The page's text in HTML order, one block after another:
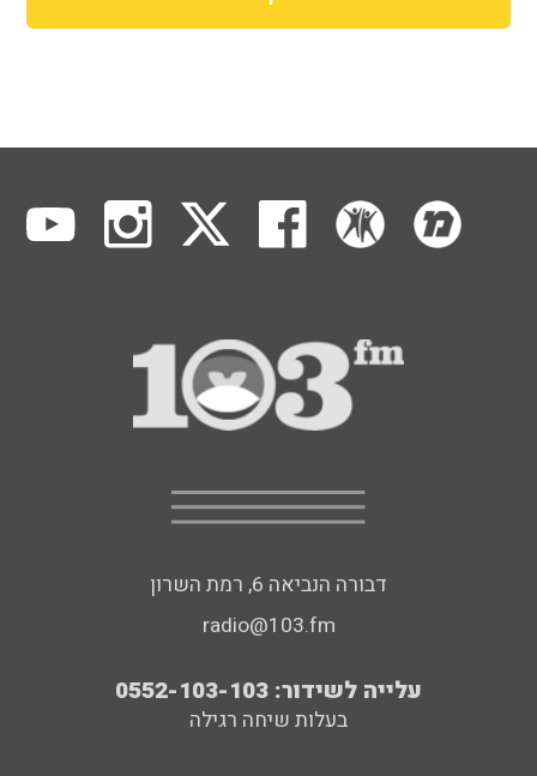
דבורה הנביאה 6, רמת השרון
radio@103.fm
עלייה לשידור: 0552-103-103
בעלות שיחה רגילה